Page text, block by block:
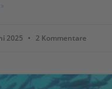
2025 2 Kommentare